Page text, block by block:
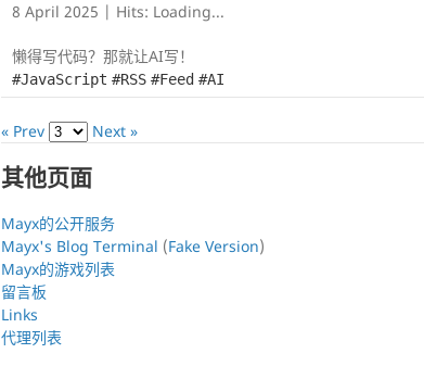
8 April 2025 | Hits: Loading...
懒得写代码？那就让AI写！
#JavaScript #RSS #Feed #AI
« Prev Next »
其他页面
Mayx的公开服务
Mayx's Blog Terminal (Fake Version)
Mayx的游戏列表
留言板
Links
代理列表